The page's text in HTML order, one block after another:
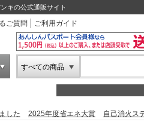
キの公式通販サイト
ご質問 ご利用ガイド
すべての商品
した 2025年度省エネ大賞 自己消火ス